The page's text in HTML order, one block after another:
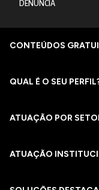
DENUNCIA
CONTEÚDOS
QUAL É O SEU
ATUAÇÃO POR
ATUAÇÃO